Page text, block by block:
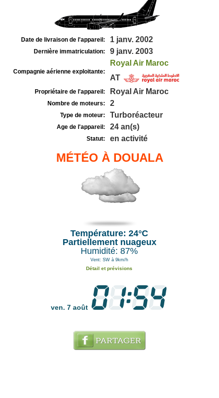
Date de livraison de l'appareil: 1 janv. 2002
Dernière immatriculation: 9 janv. 2003
Compagnie aérienne exploitante:
Royal Air Maroc
AT
Propriétaire de l'appareil: Royal Air Maroc
Nombre de moteurs: 2
Type de moteur: Turboréacteur
Age de l'appareil: 24 an(s)
Statut: en activité
MÉTÉO À DOUALA
Température: 24°C
Partiellement nuageux
Humidité: 87%
Vent: SW à 9km/h
Détail et prévisions
ven. 7 août